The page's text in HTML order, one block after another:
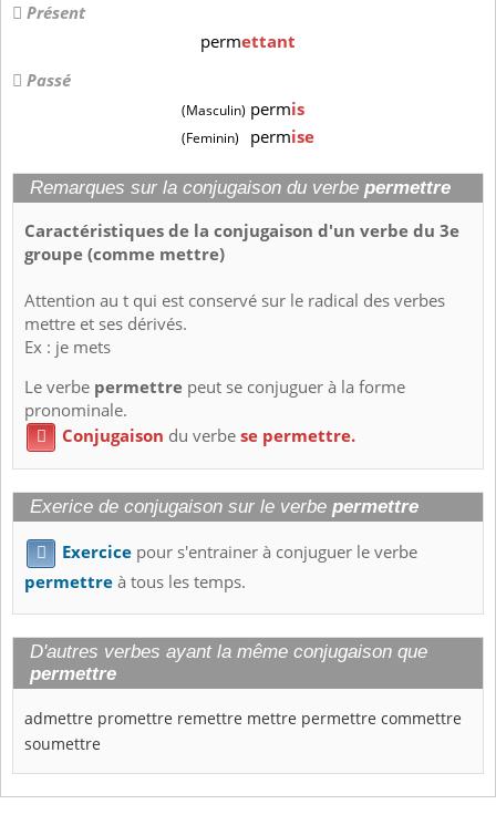
Présent
permettant
Passé
(Masculin) permis
(Feminin) permise
Remarques sur la conjugaison du verbe permettre
Caractéristiques de la conjugaison d'un verbe du 3e
groupe (comme mettre)
Attention au t qui est conservé sur le radical des verbes
mettre et ses dérivés.
Ex : je mets
Le verbe permettre peut se conjuguer à la forme
pronominale.
 Conjugaison du verbese permettre.
Exerice de conjugaison sur le verbe permettre
 Exercice pour s'entrainer à conjuguer le verbe
permettreà tous les temps.
D'autres verbes ayant la même conjugaison que
permettre
admettre promettre remettre mettre permettre commettre
soumettre